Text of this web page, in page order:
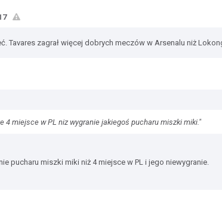
Tavares zagrał więcej dobrych meczów w Arsenalu niż
4 miejsce w PL niz wygranie jakiegoś pucharu miszki miki."
pucharu miszki miki niż 4 miejsce w PL i jego niewygranie.